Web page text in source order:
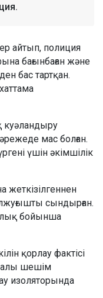
айтып, полиция
бағынбаған және
бас тартқан.
мас болған.
үшін әкімшілік
жеткізілгеннен
сындырған.
бойынша
қорлау фактісі
шешім
изоляторында